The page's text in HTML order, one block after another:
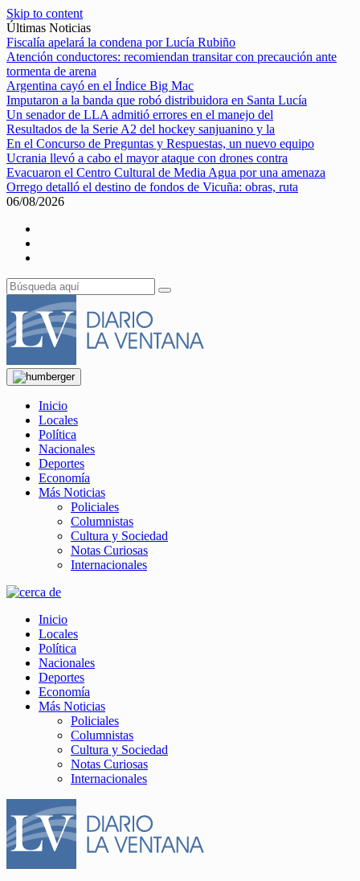
Skip to content
Últimas Noticias
Fiscalía apelará la condena por Lucía Rubiño
Atención conductores: recomiendan transitar con precaución ante
tormenta de arena
Argentina cayó en el Índice Big Mac
Imputaron a la banda que robó distribuidora en Santa Lucía
Un senador de LLA admitió errores en el manejo del
Resultados de la Serie A2 del hockey sanjuanino y la
En el Concurso de Preguntas y Respuestas, un nuevo equipo
Ucrania llevó a cabo el mayor ataque con drones contra
Evacuaron el Centro Cultural de Media Agua por una amenaza
Orrego detalló el destino de fondos de Vicuña: obras, ruta
06/08/2026
Inicio
Locales
Política
Nacionales
Deportes
Economía
Más Noticias
Policiales
Columnistas
Cultura y Sociedad
Notas Curiosas
Internacionales
Inicio
Locales
Política
Nacionales
Deportes
Economía
Más Noticias
Policiales
Columnistas
Cultura y Sociedad
Notas Curiosas
Internacionales